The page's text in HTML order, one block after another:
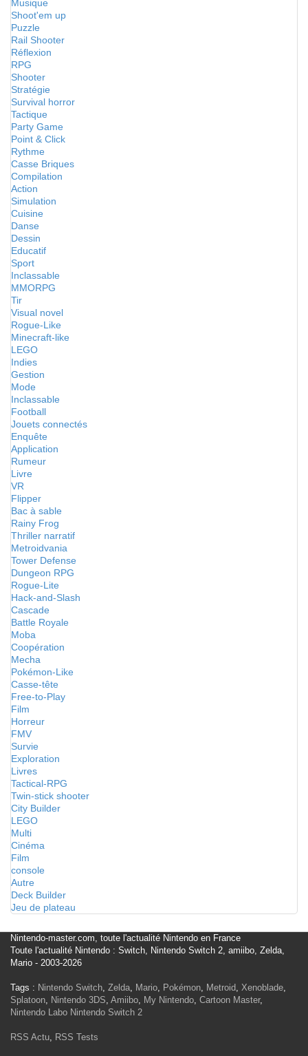
Musique
Shoot'em up
Puzzle
Rail Shooter
Réflexion
RPG
Shooter
Stratégie
Survival horror
Tactique
Party Game
Point & Click
Rythme
Casse Briques
Compilation
Action
Simulation
Cuisine
Danse
Dessin
Educatif
Sport
Inclassable
MMORPG
Tir
Visual novel
Rogue-Like
Minecraft-like
LEGO
Indies
Gestion
Mode
Inclassable
Football
Jouets connectés
Enquête
Application
Rumeur
Livre
VR
Flipper
Bac à sable
Rainy Frog
Thriller narratif
Metroidvania
Tower Defense
Dungeon RPG
Rogue-Lite
Hack-and-Slash
Cascade
Battle Royale
Moba
Coopération
Mecha
Pokémon-Like
Casse-tête
Free-to-Play
Film
Horreur
FMV
Survie
Exploration
Livres
Tactical-RPG
Twin-stick shooter
City Builder
LEGO
Multi
Cinéma
Film
console
Autre
Deck Builder
Jeu de plateau
Nintendo-master.com, toute l'actualité Nintendo en France
Toute l'actualité Nintendo : Switch, Nintendo Switch 2, amiibo, Zelda,
Mario - 2003-2026
Tags : Nintendo Switch, Zelda, Mario, Pokémon, Metroid, Xenoblade,
Splatoon, Nintendo 3DS, Amiibo, My Nintendo, Cartoon Master,
Nintendo Labo Nintendo Switch 2
RSS Actu, RSS Tests